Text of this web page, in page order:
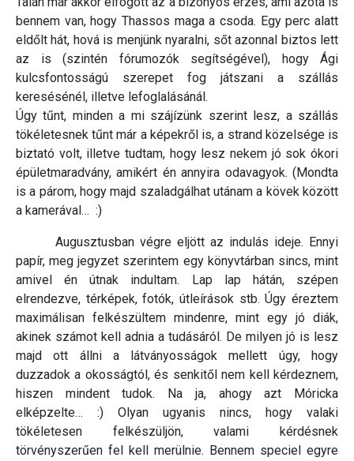
bennem van, hogy Thassos maga a csoda. Egy perc alatt
eldőlt hát, hová is menjünk nyaralni, sőt azonnal biztos lett
az is (szintén fórumozók segítségével), hogy Ági
kulcsfontosságú szerepet fog játszani a szállás
keresésénél, illetve lefoglalásánál.
Úgy tűnt, minden a mi szájízünk szerint lesz, a szállás
tökéletesnek tűnt már a képekről is, a strand közelsége is
biztató volt, illetve tudtam, hogy lesz nekem jó sok ókori
épületmaradvány, amikért én annyira odavagyok. (Mondta
is a párom, hogy majd szaladgálhat utánam a kövek között
a kamerával… :)
Augusztusban végre eljött az indulás ideje. Ennyi
papír, meg jegyzet szerintem egy könyvtárban sincs, mint
amivel én útnak indultam. Lap lap hátán, szépen
elrendezve, térképek, fotók, útleírások stb. Úgy éreztem
maximálisan felkészültem mindenre, mint egy jó diák,
akinek számot kell adnia a tudásáról. De milyen jó is lesz
majd ott állni a látványosságok mellett úgy, hogy
duzzadok a okosságtól, és senkitől nem kell kérdeznem,
hiszen mindent tudok. Na ja, ahogy azt Móricka
elképzelte… :) Olyan ugyanis nincs, hogy valaki
tökéletesen felkészüljön, valami kérdésnek
törvényszerűen fel kell merülnie. Bennem speciel egyre